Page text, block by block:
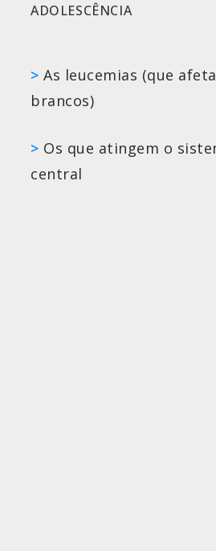
ADOLESCÊNCIA
> As leucemias (que
brancos)
> Os que atingem o
central